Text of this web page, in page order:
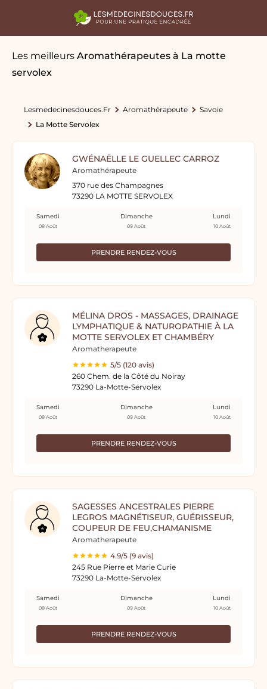
Les meilleurs Aromathérapeutes à La motte
servolex
Lesmedecinesdouces.fr Aromathérapeute
Savoie
La Motte Servolex
GWÉNAËLLE LE GUELLEC CARROZ
Aromathérapeute
370 rue des Champagnes
73290 LA MOTTE SERVOLEX
PRENDRE RENDEZ-VOUS
Samedi
08 Août
Dimanche
09 Août
Lundi
10 Août
MÉLINA DROS - MASSAGES, DRAINAGE
LYMPHATIQUE & NATUROPATHIE À LA
MOTTE SERVOLEX ET CHAMBÉRY
Aromatherapeute
5/5 (120 avis)
260 Chem. de la Côté du Noiray
73290 La-Motte-Servolex
PRENDRE RENDEZ-VOUS
Samedi
08 Août
Dimanche
09 Août
Lundi
10 Août
SAGESSES ANCESTRALES PIERRE
LEGROS MAGNÉTISEUR, GUÉRISSEUR,
COUPEUR DE FEU,CHAMANISME
Aromatherapeute
4.9/5 (9 avis)
245 Rue Pierre et Marie Curie
73290 La-Motte-Servolex
PRENDRE RENDEZ-VOUS
Samedi
08 Août
Dimanche
09 Août
Lundi
10 Août